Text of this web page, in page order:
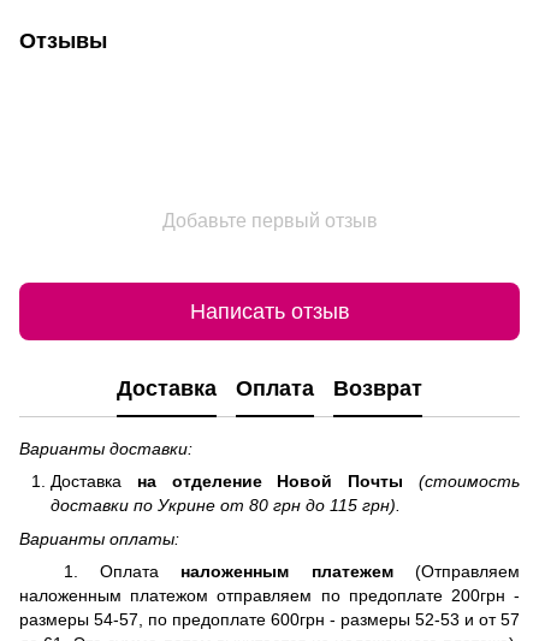
Отзывы
Добавьте первый отзыв
Написать отзыв
Доставка Оплата Возврат
Варианты доставки:
Доставка на отделение Новой Почты
(стоимость
доставки по Укрине от 80 грн до 115 грн).
Варианты оплаты:
1. Оплата наложенным платежем(Отправляем
наложенным платежом отправляем по предоплате 200грн -
размеры 54-57, по предоплате 600грн - размеры 52-53 и от 57